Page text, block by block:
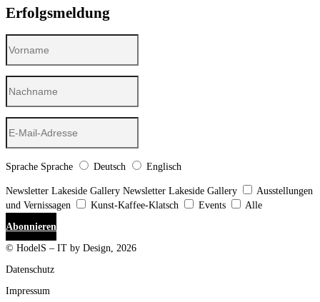
Erfolgsmeldung
Sprache Sprache Deutsch Englisch
Newsletter Lakeside Gallery Newsletter Lakeside Gallery
Ausstellungen
und Vernissagen
Kunst-Kaffee-Klatsch Events
Alle
Abonnieren
© HodelS – IT by Design, 2026
Datenschutz
Impressum